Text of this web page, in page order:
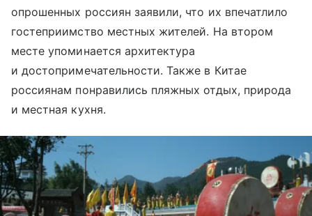
опрошенных россиян заявили, что их впечатлило
гостеприимство местных жителей. На втором
месте упоминается архитектура
и достопримечательности. Также в Китае
россиянам понравились пляжных отдых, природа
и местная кухня.